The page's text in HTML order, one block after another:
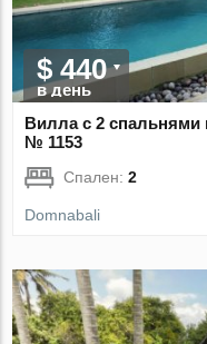
$ 440
в день
Вилла с 2 спальнями
№ 1153
Спален:2
Domnabali